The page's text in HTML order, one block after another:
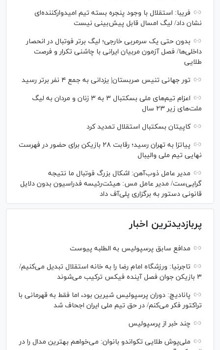
فریبا: استقلال با وجود پنجره بسته تیم امیدوارکننده‌ای
نشان داد/ لیگ امسال قابل پیش‌بینی نیست
بدون حتی یک سرمربی خارجی؛ لیگ برتر فوتبال در انحصار
داخلی‌ها/ فصل آزمون مربیان ایرانی با چاشنی تکرار و فرصت
طلایی
تور جهانی تنیس صربستان| یزدانی به جمع ۴ نفر برتر رسید
اعزام تیم‌های ملی بسکتبال ۳ به ۳ زنان و مردان به لیگ
ملت‌های زیر ۲۳ سال
کاپیتان بسکتبال استقلال تمدید کرد
پیاتزا به تهران رسید؛ رقابت ۲۸ بازیکن برای حضور در فهرست
نهایی تیم ملی والیبال
مدیر عامل ذوب‌آهن: اشکال بزرگ فوتبال ما نتیجه
گرایی‌ست/ مدیر عامل مس: هیئت‌رئیسه فدراسیون بدون دلایل
قانونی دستور به برگزاری پلی‌آف داد
پربازدیدترین اخبار
مدافع سابق پرسپولیس به الطلبه پیوست
تاجرنیا: ورزشگاه امام رضا را به خانه استقلال تبدیل می‌کنیم/
۳ بازیکن جوان فصل آینده فیکس ترکیب می‌شوند
پانادیچ: دوران پرسپولیس شیرین بود، اما فقط به قهرمانی با
تراکتور فکر می‌کنم/ در حق تیم ملی ایران اجحاف شد
چند خبر از پرسپولیس
ملی‌پوش‌ طلایی تکواندو بانوان: می‌خواهم بهترین مدال را در